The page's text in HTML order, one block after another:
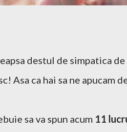
destul de simpatica de
Asa ca hai sa ne apucam
sa va spun acum 11